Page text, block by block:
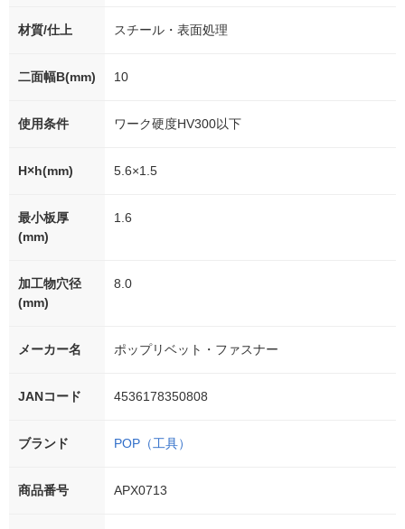
材質/仕上 スチール・表面処理
二面幅B(mm) 10
使用条件 ワーク硬度HV300以下
H×h(mm) 5.6×1.5
最小板厚
(mm)
1.6
加工物穴径
(mm)
8.0
メーカー名 ポップリベット・ファスナー
JANコード 4536178350808
ブランド POP（工具）
商品番号 APX0713